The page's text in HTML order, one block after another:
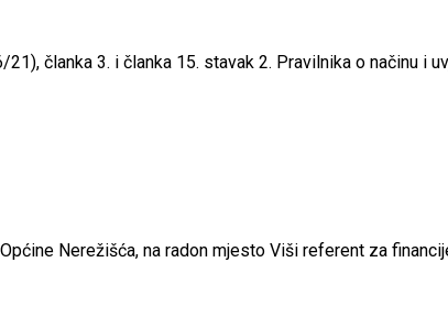
članka 3. i članka 15. stavak 2. Pravilnika o načinu i
Nerežišća, na radon mjesto Viši referent za